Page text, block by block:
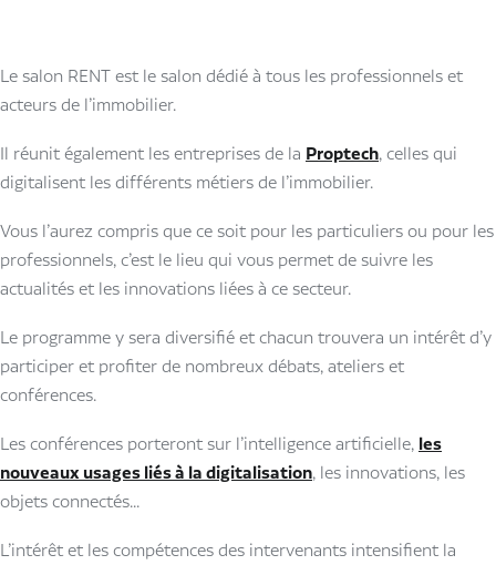
Le salon RENT est le salon dédié à tous les professionnels et
acteurs de l’immobilier.
Il réunit également les entreprises de la Proptech, celles qui
digitalisent les différents métiers de l’immobilier.
Vous l’aurez compris que ce soit pour les particuliers ou pour les
professionnels, c’est le lieu qui vous permet de suivre les
actualités et les innovations liées à ce secteur.
Le programme y sera diversifié et chacun trouvera un intérêt d’y
participer et profiter de nombreux débats, ateliers et
conférences.
Les conférences porteront sur l’intelligence artificielle,les
nouveaux usages liés à la digitalisation, les innovations, les
objets connectés...
L’intérêt et les compétences des intervenants intensifient la